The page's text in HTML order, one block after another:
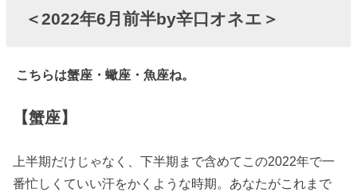
ネエ＞
＜2022年6月前半by辛口オネエ＞
こちらは蟹座・蠍座・魚座ね。
【蟹座】
上半期だけじゃなく、下半期まで含めてこの2022年で一
番忙しくていい汗をかくような時期。あなたがこれまで